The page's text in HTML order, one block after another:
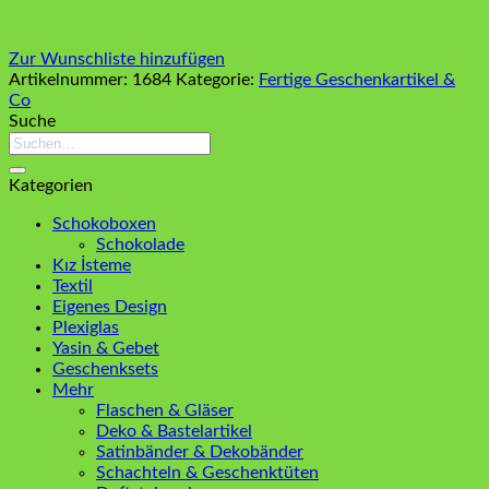
Zur Wunschliste hinzufügen
Artikelnummer: 1684 Kategorie: Fertige Geschenkartikel &
Co
Suche
Suchen
Kategorien
Schokoboxen
Schokolade
Kız İsteme
Textil
Eigenes Design
Plexiglas
Yasin & Gebet
Geschenksets
Mehr
Flaschen & Gläser
Deko & Bastelartikel
Satinbänder & Dekobänder
Schachteln & Geschenktüten